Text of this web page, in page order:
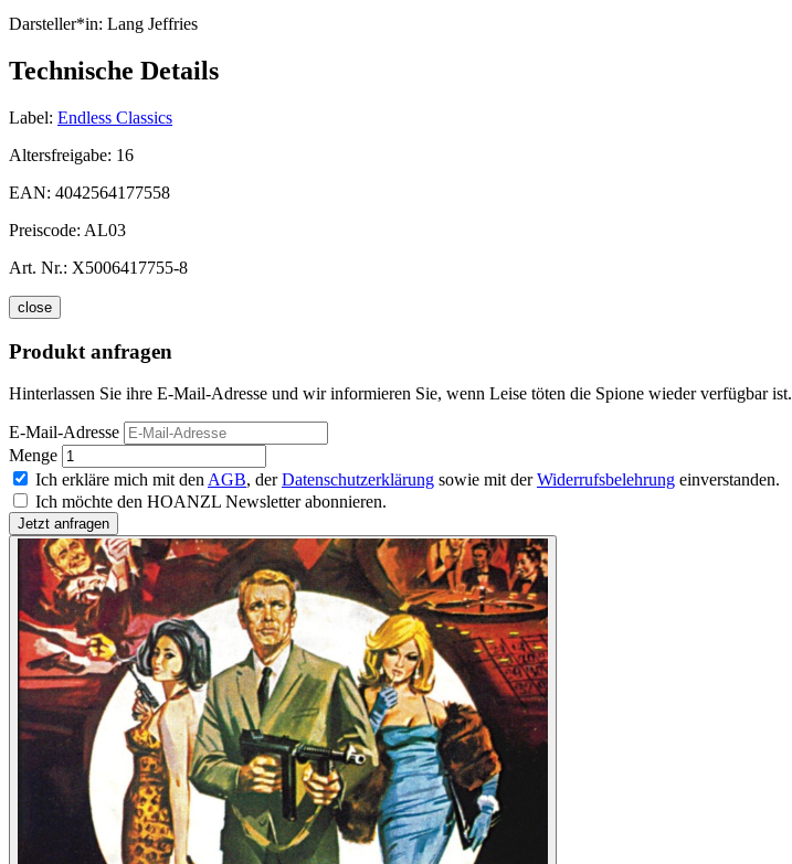
Darsteller*in: Lang Jeffries
Technische Details
Label: Endless Classics
Altersfreigabe: 16
EAN: 4042564177558
Preiscode: AL03
Art. Nr.: X5006417755-8
close
Produkt anfragen
Hinterlassen Sie ihre E-Mail-Adresse und wir informieren Sie, wenn Leise töten die Spione wieder verfügbar ist.
E-Mail-Adresse
Menge
Ich erkläre mich mit den AGB, derDatenschutzerklärung sowie mit derWiderrufsbelehrung einverstanden.
Ich möchte den HOANZL Newsletter abonnieren.